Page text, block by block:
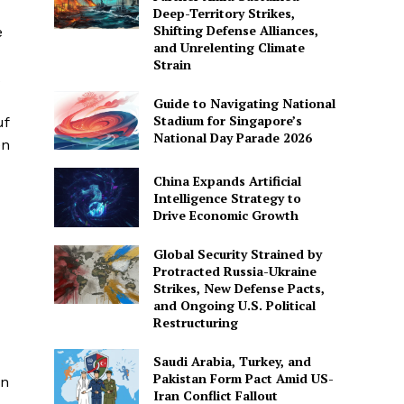
Deep-Territory Strikes,
Shifting Defense Alliances,
and Unrelenting Climate
Strain
Guide to Navigating National
Stadium for Singapore’s
National Day Parade 2026
China Expands Artificial
Intelligence Strategy to
Drive Economic Growth
Global Security Strained by
Protracted Russia-Ukraine
Strikes, New Defense Pacts,
and Ongoing U.S. Political
Restructuring
Saudi Arabia, Turkey, and
Pakistan Form Pact Amid US-
Iran Conflict Fallout